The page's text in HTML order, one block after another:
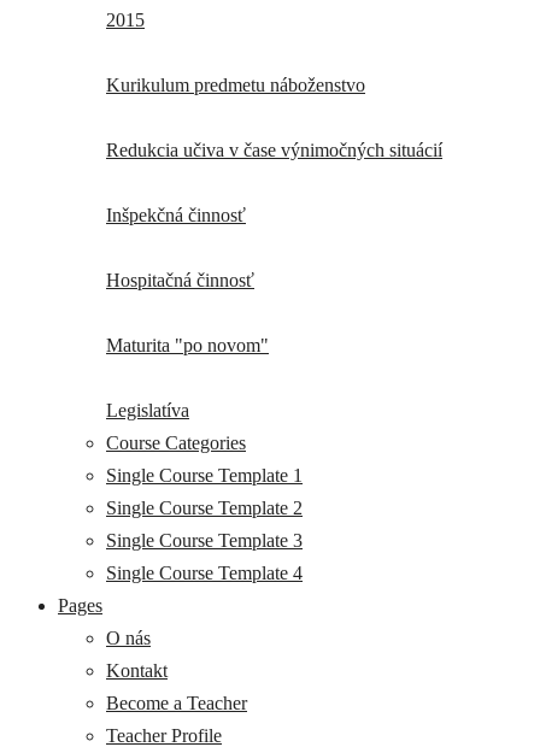
2015
Kurikulum predmetu náboženstvo
Redukcia učiva v čase výnimočných situácií
Inšpekčná činnosť
Hospitačná činnosť
Maturita "po novom"
Legislatíva
Course Categories
Single Course Template 1
Single Course Template 2
Single Course Template 3
Single Course Template 4
Pages
O nás
Kontakt
Become a Teacher
Teacher Profile